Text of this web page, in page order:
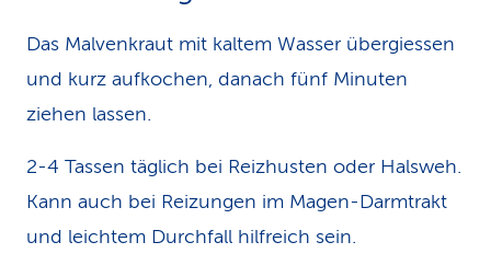
Das Malvenkraut mit kaltem Wasser übergiessen
und kurz aufkochen, danach fünf Minuten
ziehen lassen.
2-4 Tassen täglich bei Reizhusten oder Halsweh.
Kann auch bei Reizungen im Magen-Darmtrakt
und leichtem Durchfall hilfreich sein.